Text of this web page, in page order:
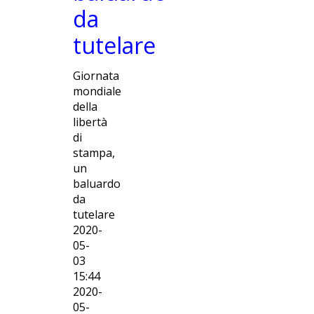
da
tutelare
Giornata
mondiale
della
libertà
di
stampa,
un
baluardo
da
tutelare
2020-
05-
03
15:44
2020-
05-
MAFIE